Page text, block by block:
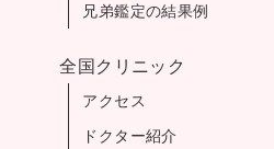
兄弟鑑定の結果例
全国クリニック
アクセス
ドクター紹介